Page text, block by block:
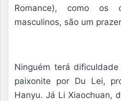
Romance), como os
masculinos, são um
Ninguém terá
paixonite por Du Lei,
Hanyu. Já Li Xiaochuan,